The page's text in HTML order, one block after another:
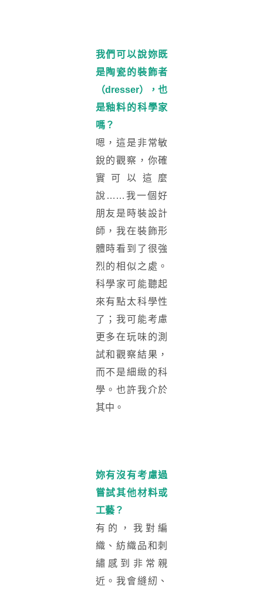
我們可以說妳既
是陶瓷的裝飾者
（dresser），也
是釉料的科學家
嗎？
嗯，這是非常敏
銳的觀察，你確
實可以這麼
說……我一個好
朋友是時裝設計
師，我在裝飾形
體時看到了很強
烈的相似之處。
科學家可能聽起
來有點太科學性
了；我可能考慮
更多在玩味的測
試和觀察結果，
而不是細緻的科
學。也許我介於
其中。
妳有沒有考慮過
嘗試其他材料或
工藝？
有的，我對編
織、紡織品和刺
繡感到非常親
近。我會縫紉、